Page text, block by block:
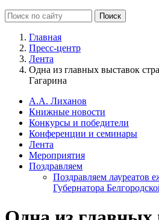
Главная
Пресс-центр
Лента
Одна из главных выставок
Гагарина
А.А. Лиханов
Книжные новости
Конкурсы и победители
Конференции и семинары
Лента
Мероприятия
Поздравляем
Поздравляем лауреатов
Губернатора